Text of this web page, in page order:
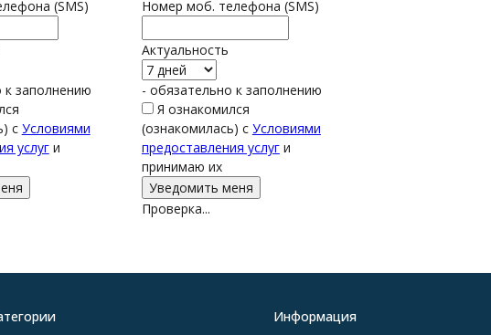
(SMS)
к заполнению
с Условиями
услуги
Номер моб. телефона (SMS)
Актуальность
- обязательно к заполнению
Я ознакомился
(ознакомилась) с Условиями
предоставления услуги
принимаю их
Проверка...
Информация